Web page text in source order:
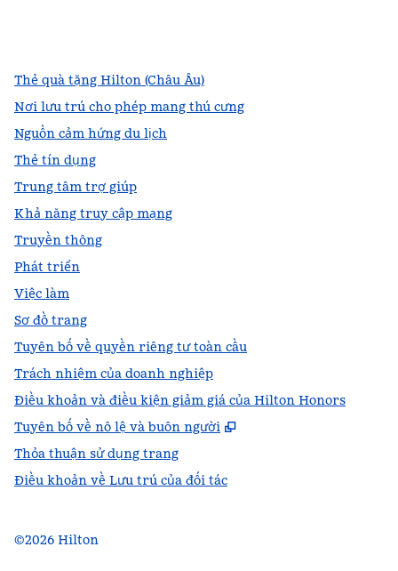
Thẻ quà tặng Hilton (Châu Âu)
Nơi lưu trú cho phép mang thú cưng
Nguồn cảm hứng du lịch
Thẻ tín dụng
Trung tâm trợ giúp
Khả năng truy cập mạng
Truyền thông
Phát triển
Việc làm
Sơ đồ trang
Tuyên bố về quyền riêng tư toàn cầu
Trách nhiệm của doanh nghiệp
Điều khoản và điều kiện giảm giá của Hilton Honors
Tuyên bố về nô lệ và buôn người
,
Thỏa thuận sử dụng trang
Điều khoản về Lưu trú của đối tác
©2026 Hilton